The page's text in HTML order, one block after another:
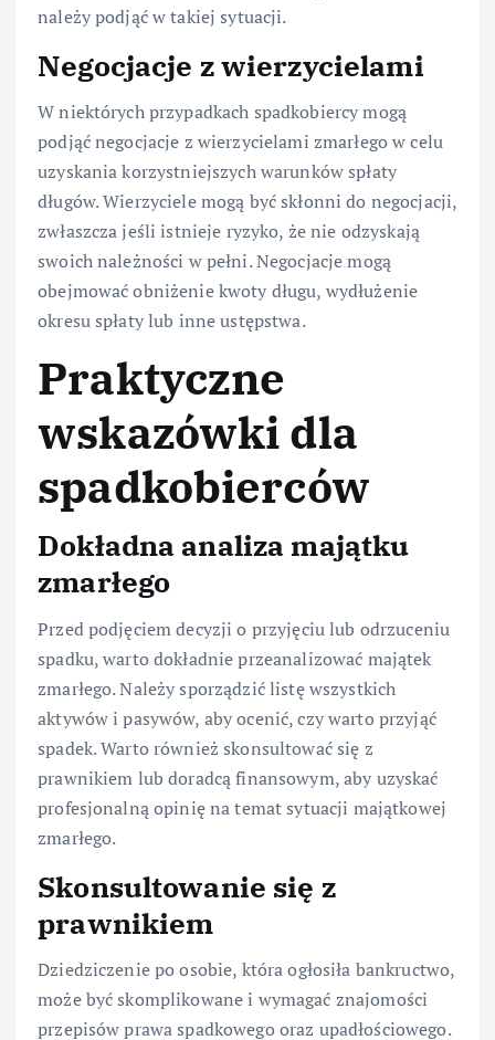
należy podjąć w takiej sytuacji.
Negocjacje z wierzycielami
W niektórych przypadkach spadkobiercy mogą
podjąć negocjacje z wierzycielami zmarłego w celu
uzyskania korzystniejszych warunków spłaty
długów. Wierzyciele mogą być skłonni do negocjacji,
zwłaszcza jeśli istnieje ryzyko, że nie odzyskają
swoich należności w pełni. Negocjacje mogą
obejmować obniżenie kwoty długu, wydłużenie
okresu spłaty lub inne ustępstwa.
Praktyczne
wskazówki dla
spadkobierców
Dokładna analiza majątku
zmarłego
Przed podjęciem decyzji o przyjęciu lub odrzuceniu
spadku, warto dokładnie przeanalizować majątek
zmarłego. Należy sporządzić listę wszystkich
aktywów i pasywów, aby ocenić, czy warto przyjąć
spadek. Warto również skonsultować się z
prawnikiem lub doradcą finansowym, aby uzyskać
profesjonalną opinię na temat sytuacji majątkowej
zmarłego.
Skonsultowanie się z
prawnikiem
Dziedziczenie po osobie, która ogłosiła bankructwo,
może być skomplikowane i wymagać znajomości
przepisów prawa spadkowego oraz upadłościowego.